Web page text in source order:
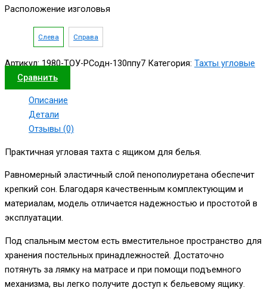
Расположение изголовья
Слева Справа
Артикул:1980-ТОУ-РСодн-130ппу7 Категория: Тахты угловые
Сравнить
Описание
Детали
Отзывы (0)
Практичная угловая тахта с ящиком для белья.
Равномерный эластичный слой пенополиуретана обеспечит
крепкий сон. Благодаря качественным комплектующим и
материалам, модель отличается надежностью и простотой в
эксплуатации.
Под спальным местом есть вместительное пространство для
хранения постельных принадлежностей. Достаточно
потянуть за лямку на матрасе и при помощи подъемного
механизма, вы легко получите доступ к бельевому ящику.